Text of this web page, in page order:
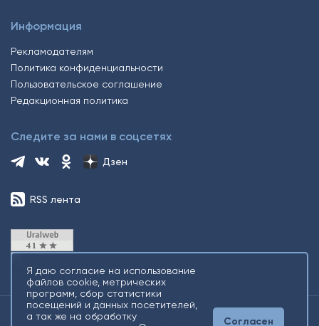
Информация
Рекламодателям
Политика конфиденциальности
Пользовательское соглашение
Редакционная политика
Следите за нами в соцсетях
Дзен
RSS лента
2026 © Все права защищены. Сетевое издание Информационное
Я даю согласие на использование
файлов cookie, метрических
программ, сбор статистики
посещений и данных посетителей,
а так же на обработку
Согласен